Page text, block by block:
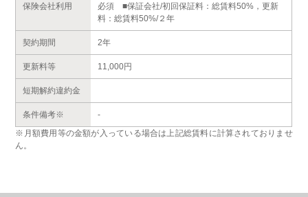
保険会社利用
必須 ■保証会社/初回保証料：総賃料50%，更新
料：総賃料50%/２年
契約期間 2年
更新料等 11,000円
短期解約違約金
条件備考※
-
※月額費用等の金額が入っている場合は上記総賃料に計算されておりませ
ん。